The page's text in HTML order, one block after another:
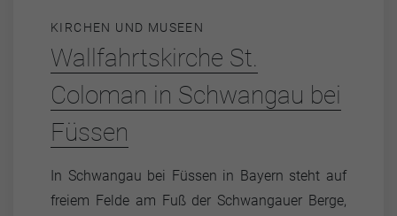
KIRCHEN UND MUSEEN
Wallfahrtskirche St.
Coloman in Schwangau bei
Füssen
In Schwangau bei Füssen in Bayern steht auf
freiem Felde am Fuß der Schwangauer Berge,